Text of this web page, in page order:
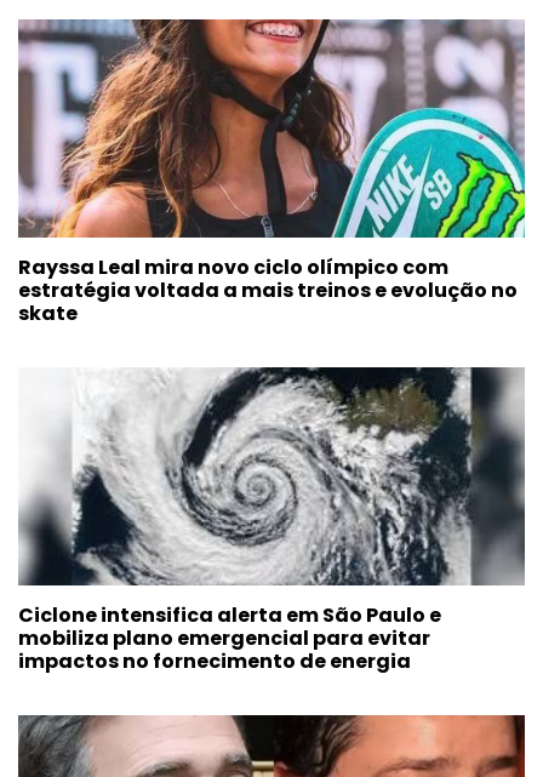
Rayssa Leal mira novo ciclo olímpico com
estratégia voltada a mais treinos e evolução no
skate
Ciclone intensifica alerta em São Paulo e
mobiliza plano emergencial para evitar
impactos no fornecimento de energia